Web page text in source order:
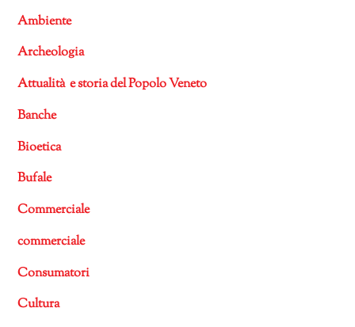
Ambiente
Archeologia
Attualità e storia del Popolo Veneto
Banche
Bioetica
Bufale
Commerciale
commerciale
Consumatori
Cultura